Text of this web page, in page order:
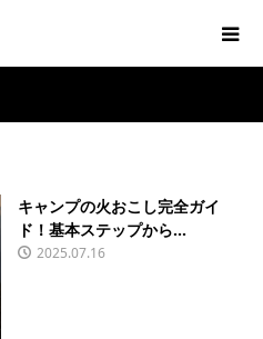
キャンプの火おこし完全ガイ
ド！基本ステップから...
2025.07.16